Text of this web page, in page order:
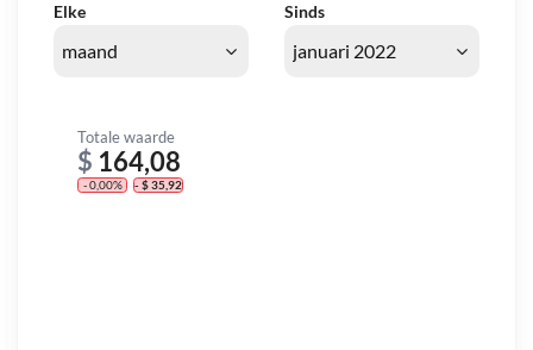
Elke Sinds
Totale waarde
$ 164,08
- 0,00% - $ 35,92